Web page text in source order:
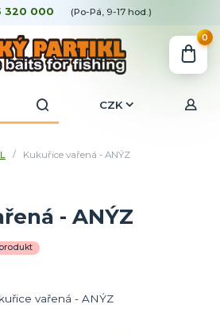
CZK
320 000 (Po-Pá, 9-17 hod.)
0
Kukuřice vařená - ANÝZ
- ANÝZ